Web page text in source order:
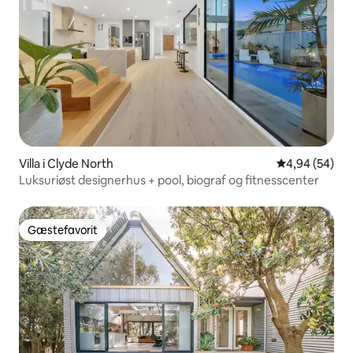
Villa i Clyde North 4,94 ud af 5 i
4,94 (54)
Luksuriøst designerhus + pool, biograf og fitnesscenter
Gæstefavorit
Gæstefavorit